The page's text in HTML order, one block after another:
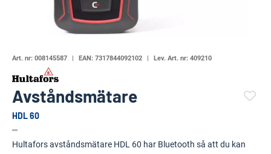
Art. nr: 008145587 EAN: 7317844092102 Lev. Art. nr: 409210
Avståndsmätare
HDL 60
Hultafors avståndsmätare HDL 60 har Bluetooth så att du kan